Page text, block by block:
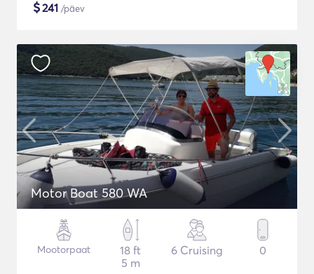
$241 /päev
Motor Boat 580 WA
Mootorpaat
18 ft
5 m
6 Cruising 0